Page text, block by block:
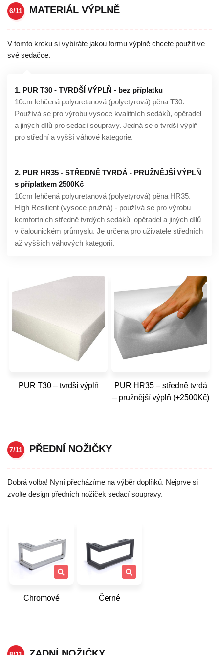
6/11 MATERIÁL VÝPLNĚ
V tomto kroku si vybíráte jakou formu výplně chcete použít ve
své sedačce.
1. PUR T30 - TVRDŠÍ VÝPLŇ - bez příplatku
10cm lehčená polyuretanová (polyetyrová) pěna T30.
Používá se pro výrobu vysoce kvalitních sedáků, opěradel
a jiných dílů pro sedací soupravy. Jedná se o tvrdší výplň
pro střední a vyšší váhové kategorie.
2. PUR HR35 - STŘEDNĚ TVRDÁ - PRUŽNĚJŠÍ VÝPLŇ
s příplatkem 2500Kč
10cm lehčená polyuretanová (polyetyrová) pěna HR35.
High Resilient (vysoce pružná) - používá se pro výrobu
komfortních středně tvrdých sedáků, opěradel a jiných dílů
v čalounickém průmyslu. Je určena pro uživatele středních
až vyšších váhových kategorií.
PUR T30 – tvrdší výplň
PUR HR35 – středně tvrdá
– pružnější výplň (+2500Kč)
7/11 PŘEDNÍ NOŽIČKY
Dobrá volba! Nyní přecházíme na výběr doplňků. Nejprve si
zvolte design předních nožiček sedací soupravy.
Chromové Černé